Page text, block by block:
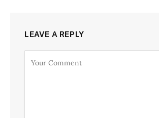
LEAVE A REPLY